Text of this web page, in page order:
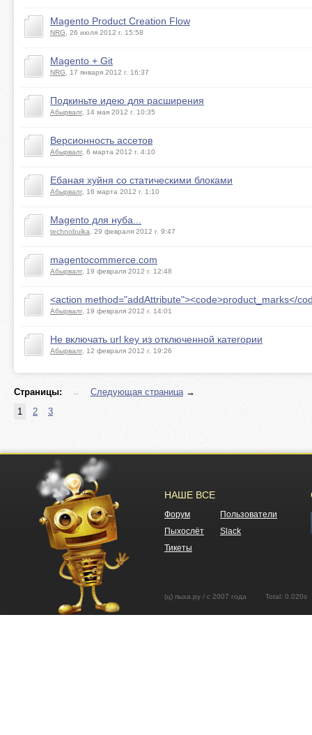
Magento Product Creation Flow
NRG , 26 июля 2012 г. 15:58
Magento + Git
NRG , 17 января 2012 г. 16:37
Подкиньте идею для расширения
Абырвалг, 14 мая 2012 г. 10:35
Версионность ассетов
Абырвалг, 6 марта 2012 г. 4:10
Ебаная хуйня со статическими блоками
Абырвалг, 16 марта 2012 г. 1:10
Magento для нуба...
technobulka , 29 февраля 2012 г. 9:47
magentocommerce.com
Абырвалг, 19 февраля 2012 г. 12:48
<action method="addAttribute"><code>product_marks</
Абырвалг, 19 февраля 2012 г. 14:01
Не включать url key из отключенной категории
Абырвалг, 12 февраля 2012 г. 19:26
Страницы: ← Следующая страница→
1
2 3
НАШЕ ВСЕ
Форум
Пользователи
Пыхослёт
Slack
Тикеты
(ц) пыха.ру / с 2007 года Total: